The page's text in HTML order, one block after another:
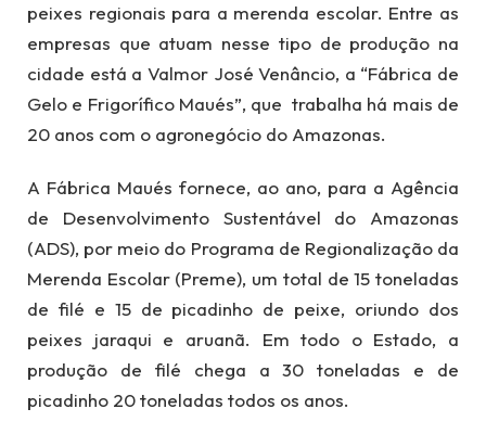
peixes regionais para a merenda escolar. Entre as
empresas que atuam nesse tipo de produção na
cidade está a Valmor José Venâncio, a “Fábrica de
Gelo e Frigorífico Maués”, que trabalha há mais de
20 anos com o agronegócio do Amazonas.
A Fábrica Maués fornece, ao ano, para a Agência
de Desenvolvimento Sustentável do Amazonas
(ADS), por meio do Programa de Regionalização da
Merenda Escolar (Preme), um total de 15 toneladas
de filé e 15 de picadinho de peixe, oriundo dos
peixes jaraqui e aruanã. Em todo o Estado, a
produção de filé chega a 30 toneladas e de
picadinho 20 toneladas todos os anos.